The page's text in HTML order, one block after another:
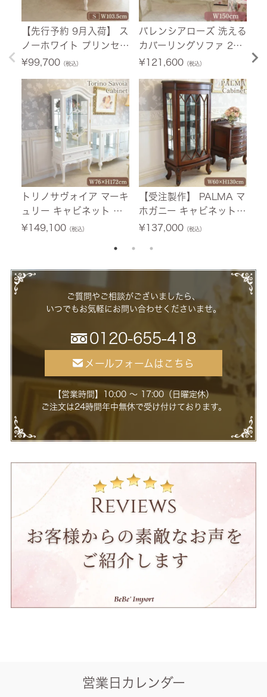
【先行予約 9月入荷】 ス
ノーホワイト プリンセス
シングルベッド ホワイト
設置サービス付】
¥99,700（税込）
トリノサヴォイア マーキ
ュリー キャビネット ホ
ワイト 幅76cm 【送料無
¥149,100（税込）
バレンシアローズ 洗える
カバーリングソファ 2人
掛け(2P) 薔薇 幅150cm
ス付】
¥121,600（税込）
【受注製作】 PALMA マ
ホガニー キャビネット
幅60cm 【送料無料/設
¥137,000（税込）
¥
ご質問やご相談がございましたら、
いつでもお気軽にお問い合わせくださいませ。
0120-655-418
メールフォームはこちら
【営業時間】10:00 ～ 17:00（日曜定休）
ご注文は24時間年中無休で受け付けております。
営業日カレンダー